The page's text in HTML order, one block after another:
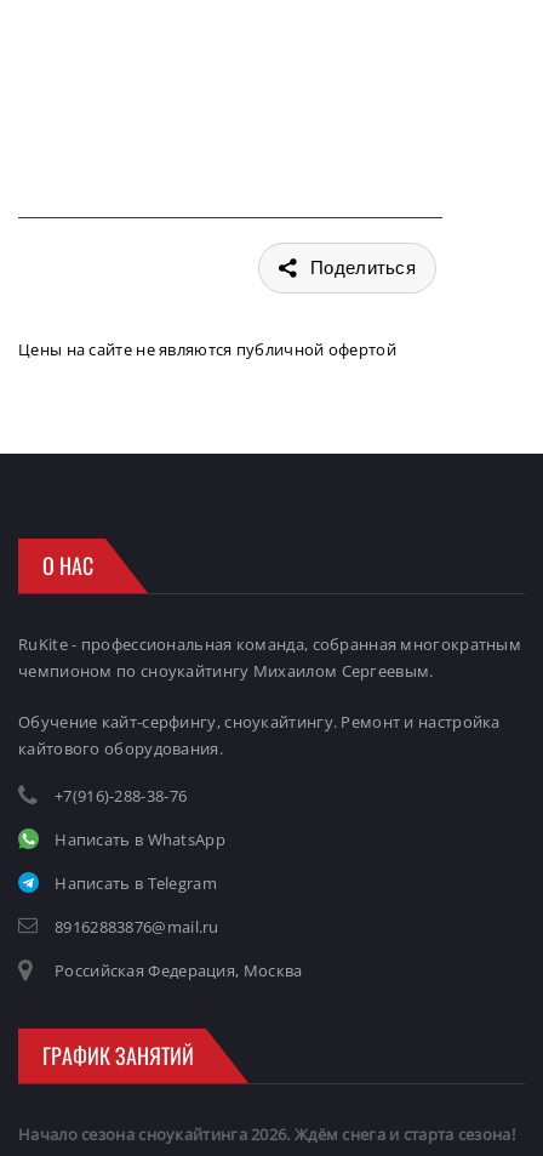
Поделиться
Цены на сайте не являются публичной офертой
О НАС
RuKite - профессиональная команда, собранная многократным
чемпионом по сноукайтингу Михаилом Сергеевым.
Обучение кайт-серфингу, сноукайтингу. Ремонт и настройка
кайтового оборудования.
+7(916)-288-38-76
Написать в WhatsApp
Написать в Telegram
89162883876@mail.ru
Российская Федерация, Москва
ГРАФИК ЗАНЯТИЙ
Начало сезона сноукайтинга 2026. Ждём снега и старта сезона!